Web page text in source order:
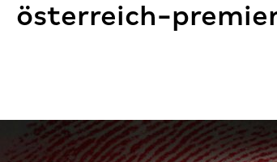
österreich-